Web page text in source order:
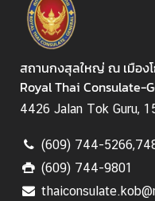
สถานกงสุลใหญ่ ณ เมือง
Royal Thai Consulate-
4426 Jalan Tok Guru,
(609) 744-
(609) 744-9801